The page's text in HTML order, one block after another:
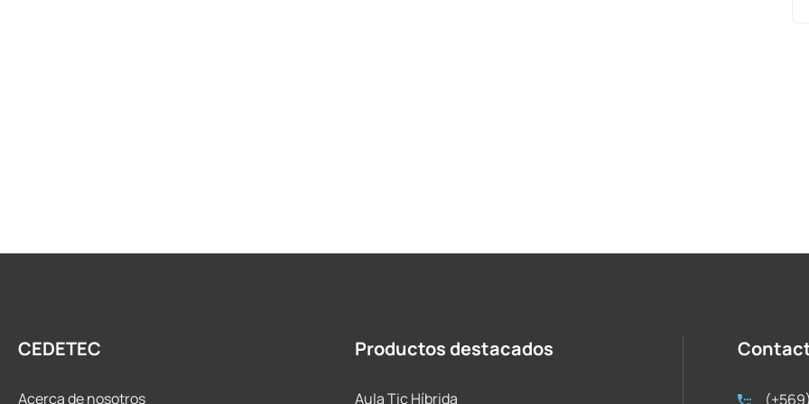
CEDETEC
Acerca de nosotros
Productos destacados
Aula Tic Híbrida